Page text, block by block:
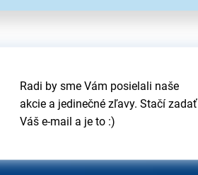
Radi by sme Vám posielali naše
akcie a jedinečné zľavy. Stačí zadať
Váš e-mail a je to :)